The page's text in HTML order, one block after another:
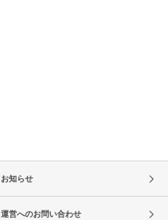
お知らせ
運営へのお問い合わせ